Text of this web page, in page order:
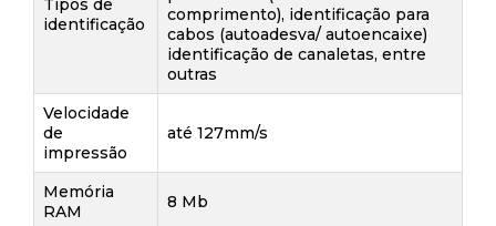
Tipos de
identificação
comprimento), identificação para
cabos (autoadesva/ autoencaixe)
identificação de canaletas, entre
outras
Velocidade
de
impressão
até 127mm/s
Memória
RAM
8 Mb